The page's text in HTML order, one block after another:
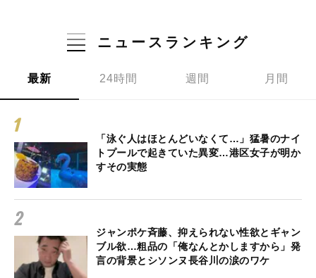
ニュースランキング
最新 24時間 週間 月間
「泳ぐ人はほとんどいなくて…」猛暑のナイ
トプールで起きていた異変…港区女子が明か
すその実態
ジャンポケ斉藤、抑えられない性欲とギャン
ブル欲…粗品の「俺なんとかしますから」発
言の背景とシソンヌ長谷川の涙のワケ